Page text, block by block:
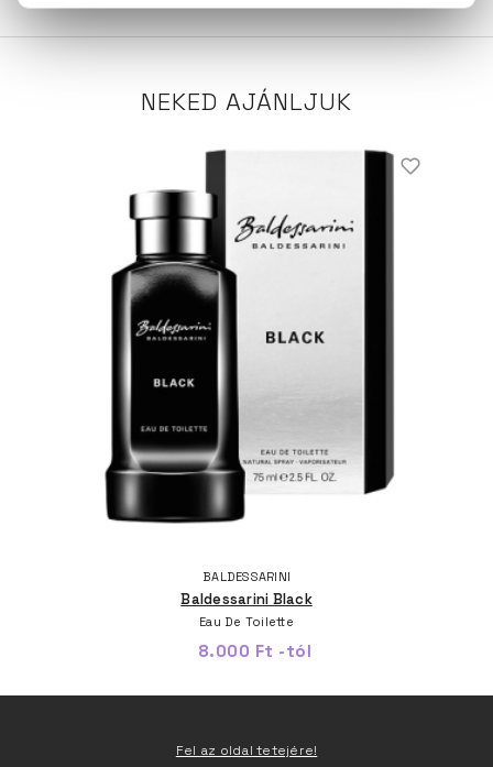
NEKED AJÁNLJUK
BALDESSARINI
Baldessarini Black
Eau De Toilette
8.000 Ft -tól
Fel az oldal tetejére!